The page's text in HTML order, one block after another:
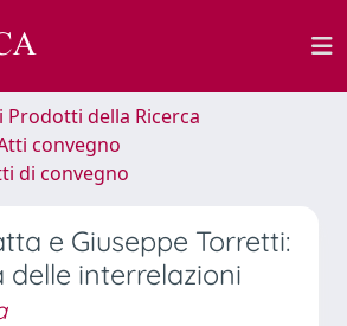
Prodotti della Ricerca
convegno
di convegno
e Giuseppe Torretti:
delle interrelazioni